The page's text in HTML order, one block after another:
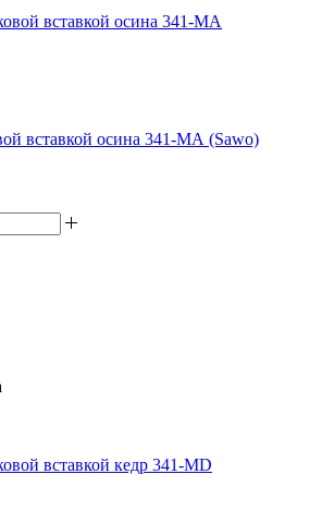
вставкой осина 341-МА (Sawo)